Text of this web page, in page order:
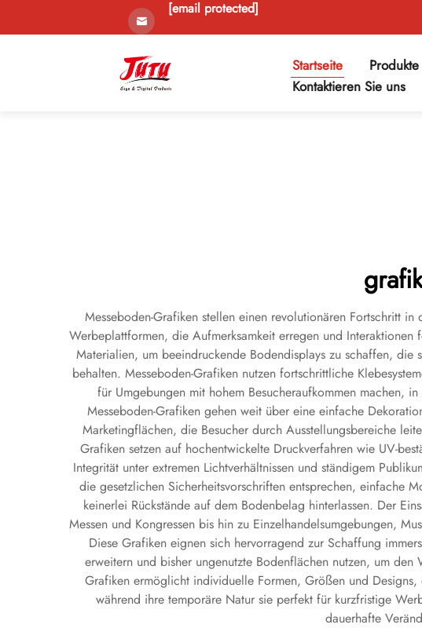
[email protected]
Startseite Produkte
Kontaktieren Sie uns
Messeboden-Grafiken stellen einen revolutionären Fortschritt
Werbeplattformen, die Aufmerksamkeit erregen und
Materialien, um beeindruckende Bodendisplays zu schaffen, die
behalten. Messeboden-Grafiken nutzen fortschrittliche
für Umgebungen mit hohem Besucheraufkommen machen,
Messeboden-Grafiken gehen weit über eine einfache
Marketingflächen, die Besucher durch Ausstellungsbereiche
Grafiken setzen auf hochentwickelte Druckverfahren wie UV-
Integrität unter extremen Lichtverhältnissen und ständigem
die gesetzlichen Sicherheitsvorschriften entsprechen, einfache
keinerlei Rückstände auf dem Bodenbelag hinterlassen. Der
Messen und Kongressen bis hin zu Einzelhandelsumgebungen,
Diese Grafiken eignen sich hervorragend zur Schaffung
erweitern und bisher ungenutzte Bodenflächen nutzen, um
Grafiken ermöglicht individuelle Formen, Größen und
während ihre temporäre Natur sie perfekt für kurzfristige
dauerhafte